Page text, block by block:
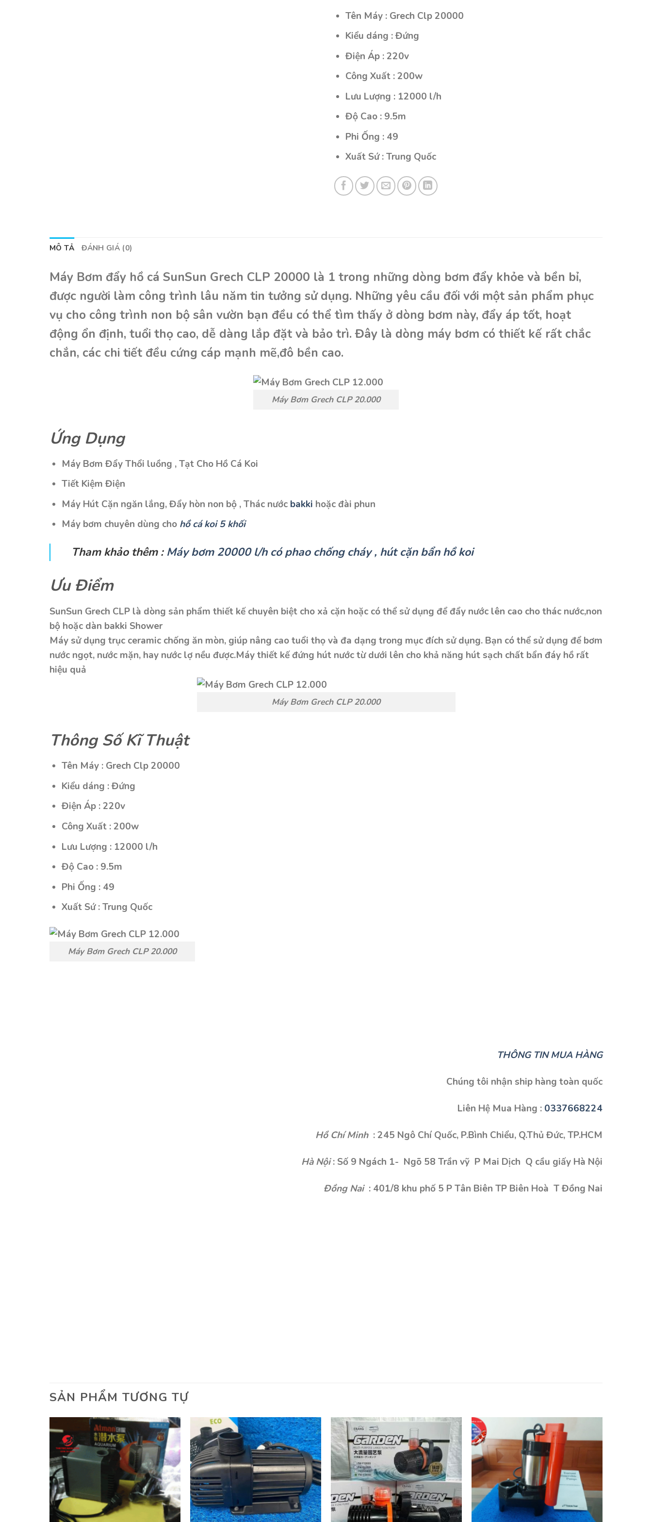
Tên Máy : Grech Clp 20000
Kiểu dáng : Đứng
Điện Áp : 220v
Công Xuất : 200w
Lưu Lượng : 12000 l/h
Độ Cao : 9.5m
Phi Ống : 49
Xuất Sứ : Trung Quốc
MÔ TẢ ĐÁNH GIÁ (0)
Máy Bơm đẩy hồ cá SunSun Grech CLP 20000 là 1 trong những dòng bơm đẩy khỏe và bền bỉ,
được người làm công trình lâu năm tin tưởng sử dụng. Những yêu cầu đối với một sản phẩm phục
vụ cho công trình non bộ sân vườn bạn đều có thể tìm thấy ở dòng bơm này, đẩy áp tốt, hoạt
động ổn định, tuổi thọ cao, dễ dàng lắp đặt và bảo trì. Đây là dòng máy bơm có thiết kế rất chắc
chắn, các chi tiết đều cứng cáp mạnh mẽ,đô bền cao.
Máy Bơm Grech CLP 20.000
Ứng Dụng
Máy Bơm Đẩy Thổi luồng , Tạt Cho Hồ Cá Koi
Tiết Kiệm Điện
Máy Hút Cặn ngăn lắng, Đẩy hòn non bộ , Thác nước bakki hoặc đài phun
Máy bơm chuyên dùng cho hồ cá koi 5 khối
Tham khảo thêm :Máy bơm 20000 l/h có phao chống cháy , hút cặn bẩn hồ koi
Ưu Điểm
SunSun Grech CLP là dòng sản phẩm thiết kế chuyên biệt cho xả cặn hoặc có thể sử dụng để đẩy nước lên cao cho thác nước,non
bộ hoặc dàn bakki Shower
Máy sử dụng trục ceramic chống ăn mòn, giúp nâng cao tuổi thọ và đa dạng trong mục đích sử dụng. Bạn có thể sử dụng để bơm
nước ngọt, nước mặn, hay nước lợ nều được.Máy thiết kế đứng hút nước từ dưới lên cho khả năng hút sạch chất bẩn đáy hồ rất
hiệu quả
Máy Bơm Grech CLP 20.000
Thông Số Kĩ Thuật
Tên Máy : Grech Clp 20000
Kiểu dáng : Đứng
Điện Áp : 220v
Công Xuất : 200w
Lưu Lượng : 12000 l/h
Độ Cao : 9.5m
Phi Ống : 49
Xuất Sứ : Trung Quốc
Máy Bơm Grech CLP 20.000
THÔNG TIN MUA HÀNG
Chúng tôi nhận ship hàng toàn quốc
Liên Hệ Mua Hàng : 0337668224
Hồ Chí Minh: 245 Ngô Chí Quốc, P.Bình Chiểu, Q.Thủ Đức, TP.HCM
Hà Nội: Số 9 Ngách 1- Ngõ 58 Trần vỹ P Mai Dịch Q cầu giấy Hà Nội
Đồng Nai: 401/8 khu phố 5 P Tân Biên TP Biên Hoà T Đồng Nai
SẢN PHẨM TƯƠNG TỰ